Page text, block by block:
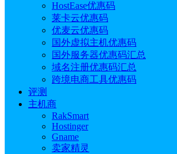
HostEase优惠码
莱卡云优惠码
优麦云优惠码
国外虚拟主机优惠码
国外服务器优惠码汇总
域名注册优惠码汇总
跨境电商工具优惠码
评测
主机商
RakSmart
Hostinger
Gname
卖家精灵
Megalayer新加坡VPS优化
能测评
作者: sonya 分类:评测 发布时间:
新于: 2022.01.24 18:28:14